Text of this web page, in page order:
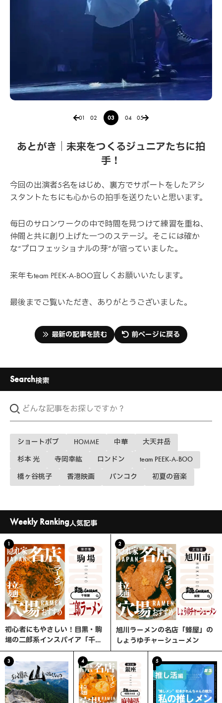
01 02 03 04 05
あとがき｜未来をつくるジュニアたちに拍
手！
今回の出演者5名をはじめ、裏方でサポートをしたアシ
スタントたちにも心からの拍手を送りたいと思います。
毎日のサロンワークの中で時間を見つけて練習を重ね、
仲間と共に創り上げた一つのステージ。そこには確か
な“プロフェッショナルの芽”が宿っていました。
来年もteam PEEK-A-BOO宜しくお願いいたします。
最後までご覧いただき、ありがとうございました。
最新の記事を読む 前ページに戻る
Search検索
ショートボブ HOMME 中華 大天井岳
杉本 光 寺岡幸紘 ロンドン team PEEK-A-BOO
橋ヶ谷桃子 香港映画 バンコク 初夏の音楽
Weekly Ranking人気記事
1
初心者にもやさしい！目黒・駒
場の二郎系インスパイア「千里
眼」へ行ってみた
2
旭川ラーメンの名店「蜂屋」の
しょうゆチャーシューメン
3 4 5